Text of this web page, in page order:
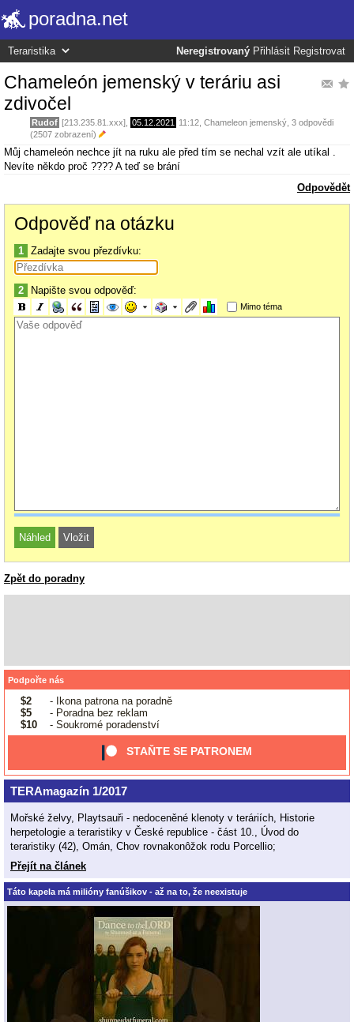
poradna.net
Neregistrovaný Přihlásit Registrovat
Chameleón jemenský v teráriu asi
zdivočel
Rudof [213.235.81.xxx], 05.12.2021 11:12 Chameleon jemenský , 3 odpovědi
(2507 zobrazení)
Můj chameleón nechce jít na ruku ale před tím se nechal vzít ale utíkal .
Nevíte někdo proč ???? A teď se brání
Odpovědět
Odpověď na otázku
1 Zadajte svou přezdívku:
2 Napište svou odpověď:
Mimo téma
Zpět do poradny
Podpořte nás
$2
- Ikona patrona na poradně
$5
- Poradna bez reklam
$10
- Soukromé poradenství
STAŇTE SE PATRONEM
TERAmagazín 1/2017
Mořské želvy, Playtsauři - nedoceněné klenoty v teráriích, Historie
herpetologie a teraristiky v České republice - část 10., Úvod do
teraristiky (42), Omán, Chov rovnakonôžok rodu Porcellio;
Přejít na článek
Táto kapela má milióny fanúšikov - až na to, že neexistuje